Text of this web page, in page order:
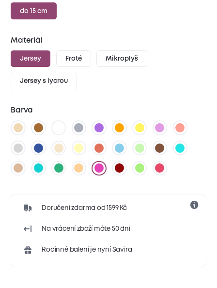
do 15 cm
Materiál
Jersey Froté Mikroplyš
Jersey s lycrou
Barva
Doručení zdarma od 1599 Kč
Na vrácení zboží máte 50 dní
Rodinné balení je nyní Savira